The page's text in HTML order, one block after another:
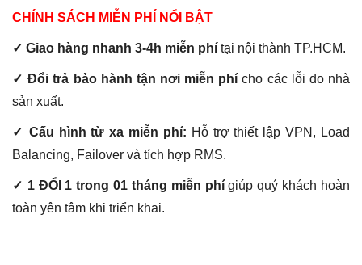
CHÍNH SÁCH MIỄN PHÍ NỔI BẬT
✓ Giao hàng nhanh 3-4h miễn phí tại nội thành TP.HCM.
✓ Đổi trả bảo hành tận nơi miễn phí cho các lỗi do nhà
sản xuất.
✓ Cấu hình từ xa miễn phí: Hỗ trợ thiết lập VPN, Load
Balancing, Failover và tích hợp RMS.
✓ 1 ĐỔI 1 trong 01 tháng miễn phígiúp quý khách hoàn
toàn yên tâm khi triển khai.